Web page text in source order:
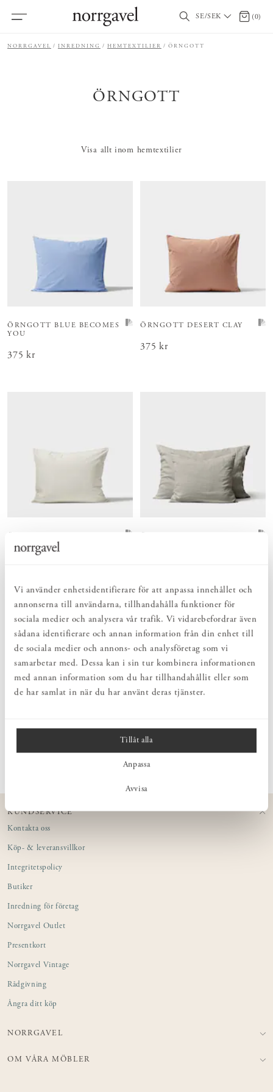
Vi använder enhetsidentifierare för att anpassa innehållet och
annonserna till användarna, tillhandahålla funktioner för
sociala medier och analysera vår trafik. Vi vidarebefordrar även
sådana identifierare och annan information från din enhet till
de sociala medier och annons- och analysföretag som vi
samarbetar med. Dessa kan i sin tur kombinera informationen
med annan information som du har tillhandahållit eller som
de har samlat in när du har använt deras tjänster.
Tillåt alla
Anpassa
Avvisa
SE/SEK 0 (0)
NORRGAVEL INREDNING HEMTEXTILIER ÖRNGOTT
ÖRNGOTT
Visa allt inom hemtextilier
ÖRNGOTT BLUE BECOMES
YOU
Pris :375 kr
375 kr
ÖRNGOTT DESERT CLAY
Pris :375 kr
375 kr
375 kr
Visar av produkter
Visst sover man extra gott när sängen är bäddad med örngott av
härliga naturmaterial – i mjukaste linne eller ekologisk bomull.
Taktila textilier. Vårt sortiment av örngott kombinerar hållbarhet,
passa in i ditt hem och skapa en harmonisk och trivsam sovmiljö.
Men även för att hålla länge och bidra till en ljuvligt skön
upplevelse. Omsorgsfullt tillverkade med hänsyn till både
människa och natur.
Finns i flera olika färger och även i olika storlekar – 50x60,
KUNDSERVICE
Kontakta oss
Köp- & leveransvillkor
Integritetspolicy
Butiker
Inredning för företag
Norrgavel Outlet
Presentkort
Norrgavel Vintage
Rådgivning
Ångra ditt köp
NORRGAVEL
OM VÅRA MÖBLER